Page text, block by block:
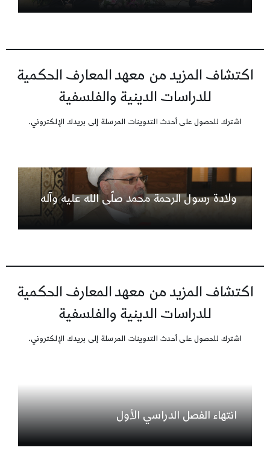
اكتشاف المزيد من معهد المعارف الحكمية
للدراسات الدينية والفلسفية
اشترك للحصول على أحدث التدوينات المرسلة إلى بريدك الإلكتروني.
ولادة رسول الرحمة محمد صلّى الله عليه وآله
اكتشاف المزيد من معهد المعارف الحكمية
للدراسات الدينية والفلسفية
اشترك للحصول على أحدث التدوينات المرسلة إلى بريدك الإلكتروني.
انتهاء الفصل الدراسي الأول